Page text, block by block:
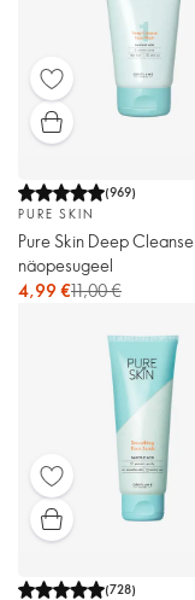
(969)
PURE SKIN
Pure Skin Deep Cleanse
näopesugeel
4,99 €11,00 €
(728)